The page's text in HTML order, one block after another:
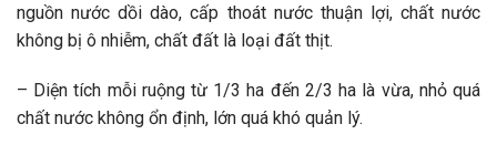
nguồn nước dồi dào, cấp thoát nước thuận lợi, chất nước
không bị ô nhiễm, chất đất là loại đất thịt.
– Diện tích mỗi ruộng từ 1/3 ha đến 2/3 ha là vừa, nhỏ quá
chất nước không ổn định, lớn quá khó quản lý.